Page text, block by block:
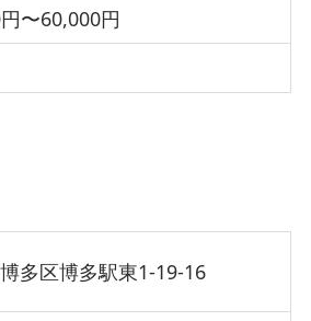
〜60,000円
多区博多駅東1-19-16